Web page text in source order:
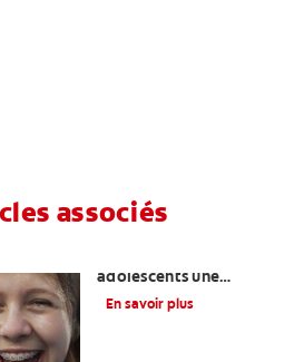
associés
adolescents une
hygiène bucco-
dentaire appropriée
En savoir plus